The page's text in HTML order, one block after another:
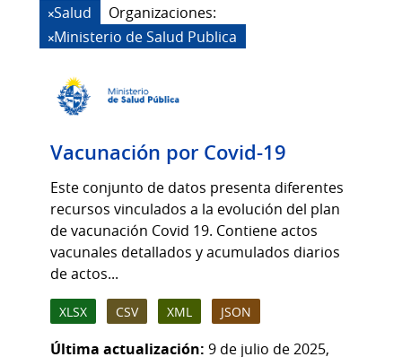
Salud
Organizaciones:
Ministerio de Salud Publica
Vacunación por Covid-19
Este conjunto de datos presenta diferentes
recursos vinculados a la evolución del plan
de vacunación Covid 19. Contiene actos
vacunales detallados y acumulados diarios
de actos...
XLSX CSV XML JSON
Última actualización: 9 de julio de 2025,